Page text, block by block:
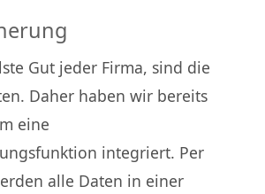
Gut jeder Firma, sind die
Daher haben wir bereits
eine
integriert. Per
alle Daten in einer